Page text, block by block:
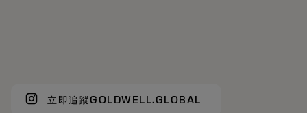
立即追蹤GOLDWELL.GLOBAL